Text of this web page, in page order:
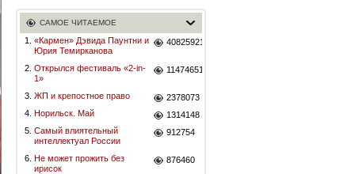
САМОЕ ЧИТАЕМОЕ
1.
«Кармен» Дэвида Паунтни и
Юрия Темирканова
40825921
2. Открылся фестиваль «2-in-
1»
11474651
3. ЖП и крепостное право
2378073
4. Норильск. Май
1314148
5. Самый влиятельный
интеллектуал России
912754
6. Не может прожить без
ирисок
876460